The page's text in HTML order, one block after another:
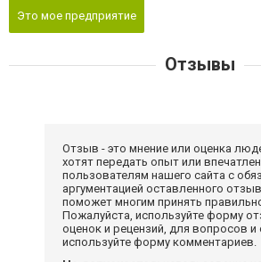
Это мое предприятие
Отзывы
Отзыв - это мнение или оценка
хотят передать опыт или
пользователям нашего сайта с
аргументацией оставленного
поможет многим принять
Пожалуйста, используйте форму
оценок и рецензий, для вопросов и
используйте форму комментариев.